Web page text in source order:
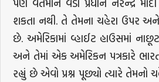
શકતા નથી. તે તેમના ચહેરા ઉપર અને
છે. અમેરિકામાં વ્હાઈટ હાઉસમાં
અને તેમાં એક અમેરિકન પત્રકારે
રહ્યું છે એવો પ્રશ્ન પૂછ્યો ત્યારે